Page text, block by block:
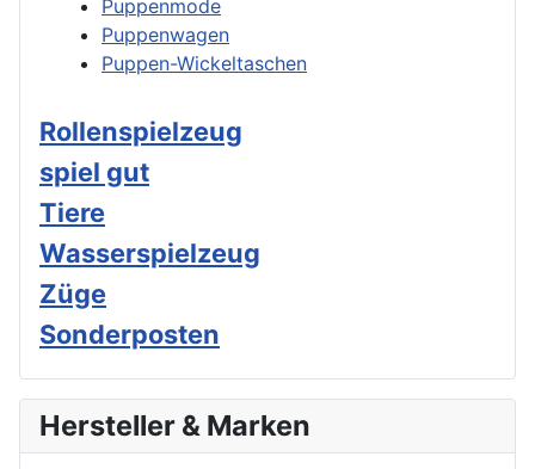
Puppenmode
Puppenwagen
Puppen-Wickeltaschen
Rollenspielzeug
spiel gut
Tiere
Wasserspielzeug
Züge
Sonderposten
Hersteller & Marken